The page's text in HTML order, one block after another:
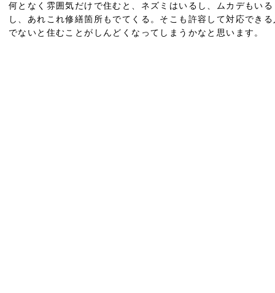
何となく雰囲気だけで住むと、ネズミはいるし、ムカデもいる
し、あれこれ修繕箇所もでてくる。そこも許容して対応できる
でないと住むことがしんどくなってしまうかなと思います。